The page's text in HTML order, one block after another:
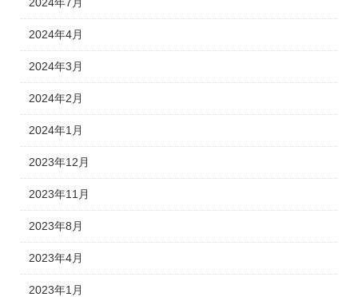
2024年4月
2024年3月
2024年2月
2024年1月
2023年12月
2023年11月
2023年8月
2023年4月
2023年1月